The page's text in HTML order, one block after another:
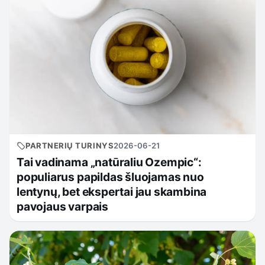
PARTNERIŲ TURINYS2026-06-21
Tai vadinama „natūraliu Ozempic“:
populiarus papildas šluojamas nuo
lentynų, bet ekspertai jau skambina
pavojaus varpais